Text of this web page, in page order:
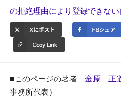
の拒絶理由により登録できない
■このページの著者： 金原 正
事務所代表）